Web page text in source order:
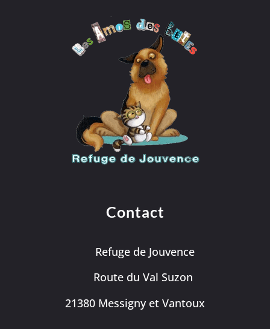
Contact
Refuge de Jouvence
Route du Val Suzon
21380 Messigny et Vantoux